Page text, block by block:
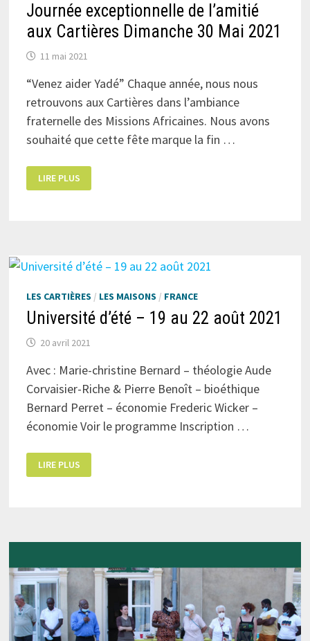
Journée exceptionnelle de l’amitié
aux Cartières Dimanche 30 Mai 2021
11 mai 2021
“Venez aider Yadé” Chaque année, nous nous
retrouvons aux Cartières dans l’ambiance
fraternelle des Missions Africaines. Nous avons
souhaité que cette fête marque la fin …
EXCEPTIONNELLE
DE
LIRE PLUS
LES CARTIÈRES / LES MAISONS / FRANCE
Université d’été – 19 au 22 août 2021
20 avril 2021
Avec : Marie-christine Bernard – théologie Aude
Corvaisier-Riche & Pierre Benoît – bioéthique
Bernard Perret – économie Frederic Wicker –
économie Voir le programme Inscription …
D’ÉTÉ
–
LIRE PLUS